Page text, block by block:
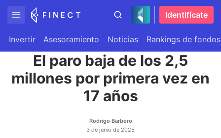
Identifícate
Invertir Asesoramiento Noticias Rankings de fondos
El paro baja de los 2,5
millones por primera vez en
17 años
Rodrigo Barbero
3 de junio de 2025